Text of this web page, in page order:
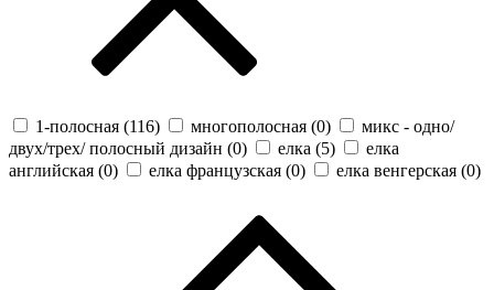
1-полосная (116) многополосная (0)
микс - одно/
двух/трех/ полосный дизайн (0) елка (5)
елка
английская (0) елка французская (0) елка венгерская (0)